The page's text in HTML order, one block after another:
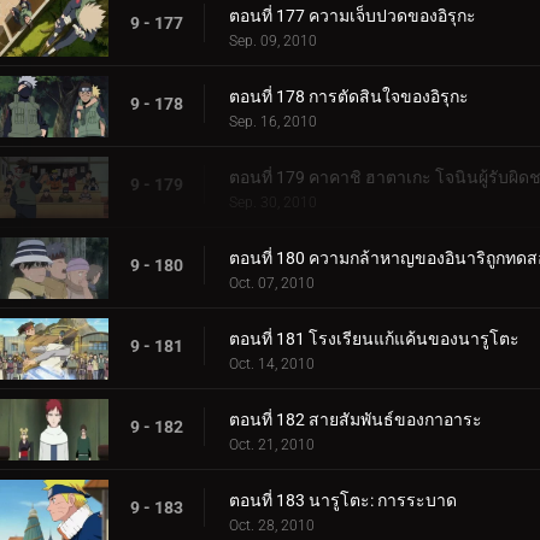
9 - 177 ตอนที่ 177 ความเจ็บปวดของอิรุกะ
Sep. 09, 2010
9 - 178 ตอนที่ 178 การตัดสินใจของอิรุกะ
Sep. 16, 2010
9 - 179 ตอนที่ 179 คาคาชิ ฮาตาเกะ โจนินผู้รับผิด
Sep. 30, 2010
9 - 180 ตอนที่ 180 ความกล้าหาญของอินาริถูกทดส
Oct. 07, 2010
9 - 181 ตอนที่ 181 โรงเรียนแก้แค้นของนารูโตะ
Oct. 14, 2010
9 - 182 ตอนที่ 182 สายสัมพันธ์ของกาอาระ
Oct. 21, 2010
9 - 183 ตอนที่ 183 นารูโตะ: การระบาด
Oct. 28, 2010